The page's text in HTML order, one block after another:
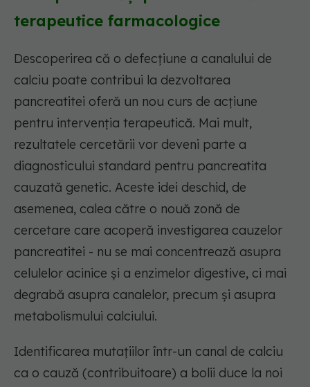
terapeutice farmacologice
Descoperirea că o defecțiune a canalului de
calciu poate contribui la dezvoltarea
pancreatitei oferă un nou curs de acțiune
pentru intervenția terapeutică. Mai mult,
rezultatele cercetării vor deveni parte a
diagnosticului standard pentru pancreatita
cauzată genetic. Aceste idei deschid, de
asemenea, calea către o nouă zonă de
cercetare care acoperă investigarea cauzelor
pancreatitei - nu se mai concentrează asupra
celulelor acinice și a enzimelor digestive, ci mai
degrabă asupra canalelor, precum și asupra
metabolismului calciului.
Identificarea mutațiilor într-un canal de calciu
ca o cauză (contribuitoare) a bolii duce la noi